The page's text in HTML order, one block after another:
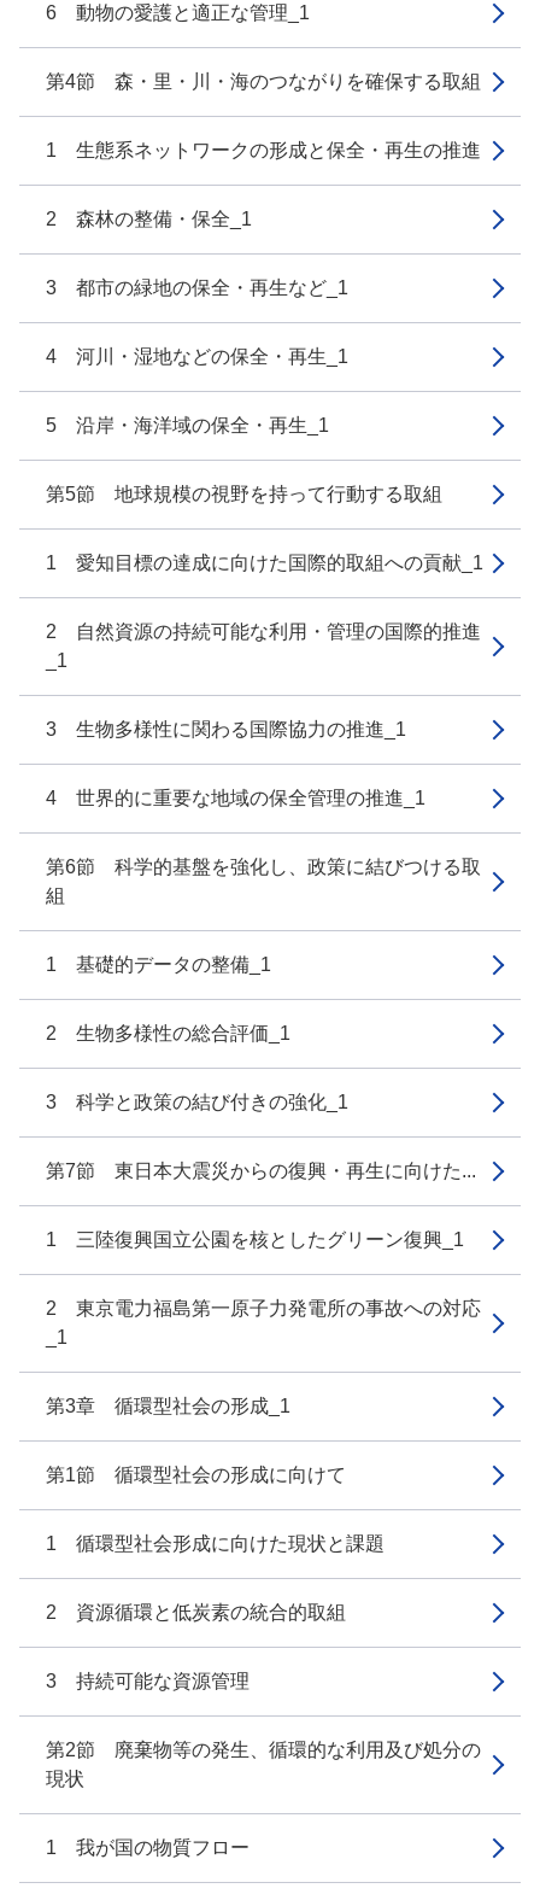
6 動物の愛護と適正な管理_1
第4節 森・里・川・海のつながりを確保する取組
1 生態系ネットワークの形成と保全・再生の推進
2 森林の整備・保全_1
3 都市の緑地の保全・再生など_1
4 河川・湿地などの保全・再生_1
5 沿岸・海洋域の保全・再生_1
第5節 地球規模の視野を持って行動する取組
1 愛知目標の達成に向けた国際的取組への貢献_1
2 自然資源の持続可能な利用・管理の国際的推進
_1
3 生物多様性に関わる国際協力の推進_1
4 世界的に重要な地域の保全管理の推進_1
第6節 科学的基盤を強化し、政策に結びつける取
組
1 基礎的データの整備_1
2 生物多様性の総合評価_1
3 科学と政策の結び付きの強化_1
第7節 東日本大震災からの復興・再生に向けた...
1 三陸復興国立公園を核としたグリーン復興_1
2 東京電力福島第一原子力発電所の事故への対応
_1
第3章 循環型社会の形成_1
第1節 循環型社会の形成に向けて
1 循環型社会形成に向けた現状と課題
2 資源循環と低炭素の統合的取組
3 持続可能な資源管理
第2節 廃棄物等の発生、循環的な利用及び処分の
現状
1 我が国の物質フロー